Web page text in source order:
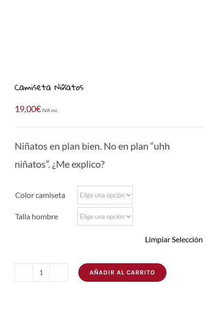
Camiseta Niñatos
19,00€ IVA inc.
Niñatos en plan bien. No en plan “uhh
niñatos”. ¿Me explico?
Color camiseta
Talla hombre
Limpiar Selección
AÑADIR AL CARRITO